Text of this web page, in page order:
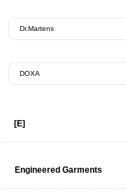
Dr.Martens
DOXA
[E]
Engineered Garments